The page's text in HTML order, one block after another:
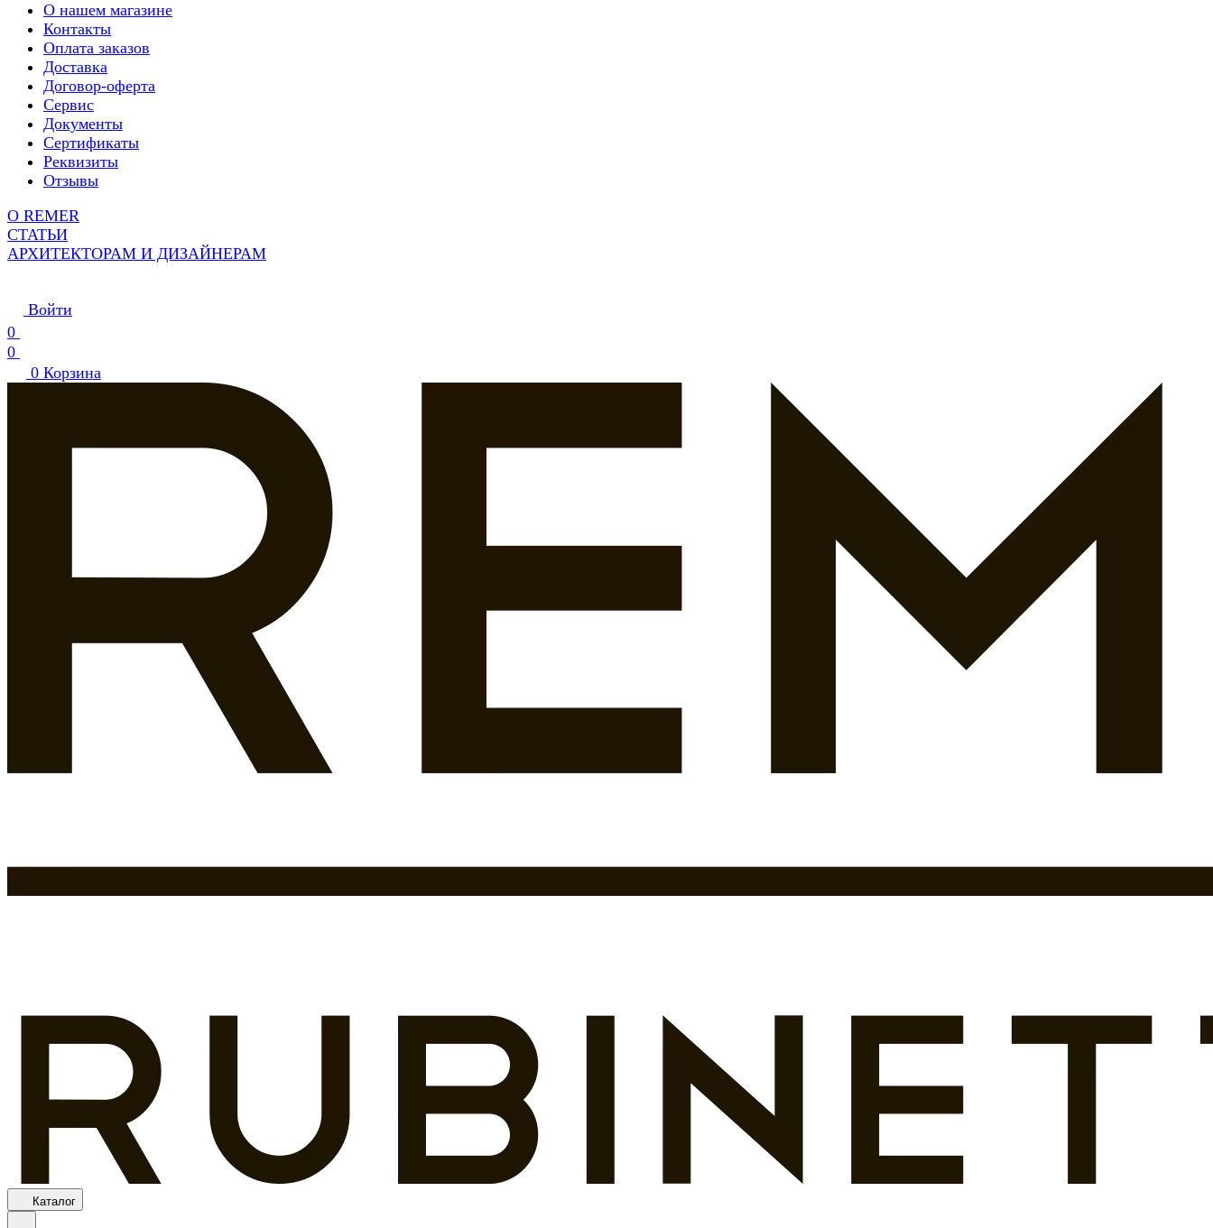
О нашем магазине
Контакты
Оплата заказов
Доставка
Договор-оферта
Сервис
Документы
Сертификаты
Реквизиты
Отзывы
О REMER
СТАТЬИ
АРХИТЕКТОРАМ И ДИЗАЙНЕРАМ
Войти
0
0
0 Корзина
Каталог